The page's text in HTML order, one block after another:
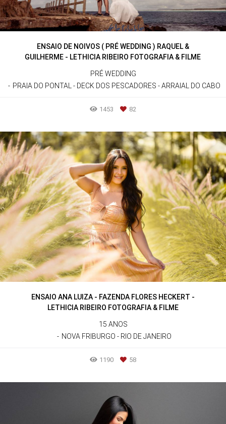
ENSAIO DE NOIVOS ( PRÉ WEDDING ) RAQUEL &
GUILHERME - LETHICIA RIBEIRO FOTOGRAFIA & FILME
PRÉ WEDDING
PRAIA DO PONTAL - DECK DOS PESCADORES - ARRAIAL DO CABO
1453 82
ENSAIO ANA LUIZA - FAZENDA FLORES HECKERT -
LETHICIA RIBEIRO FOTOGRAFIA & FILME
15 ANOS
NOVA FRIBURGO - RIO DE JANEIRO
1190 58